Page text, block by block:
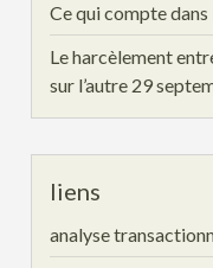
Ce qui compte dans
Le harcèlement
sur l’autre 29
liens
analyse